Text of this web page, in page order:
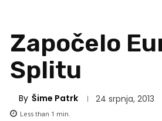
Započelo
Splitu
By Šime Patrk 24 srpnja, 2013
Less than 1 min.